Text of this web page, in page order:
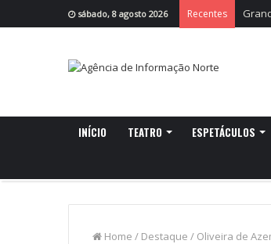
sábado, 8 agosto 2026 Recentes
INÍCIO TEATRO ESPETÁCULOS
Home / Destaque / Oliveira de